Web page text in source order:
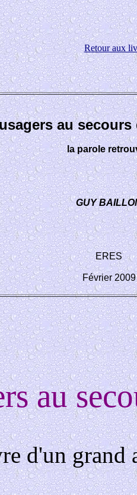
Retour aux
au
la parole
GUY
ERES
Février 2009
au
d'un grand